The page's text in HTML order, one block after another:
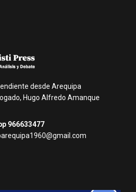
desde Arequipa
Hugo Alfredo Amanque
966633477